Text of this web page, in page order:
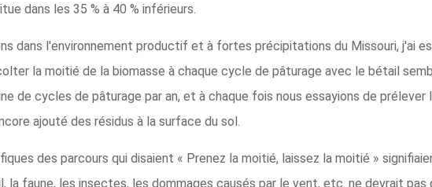
dans les 35 % à 40 % inférieurs.
dans l'environnement productif et à fortes précipitations du Missouri, j'ai
la moitié de la biomasse à chaque cycle de pâturage avec le bétail
de cycles de pâturage par an, et à chaque fois nous essayions de prélever
ajouté des résidus à la surface du sol.
des parcours qui disaient « Prenez la moitié, laissez la moitié »
la faune, les insectes, les dommages causés par le vent, etc. ne devrait